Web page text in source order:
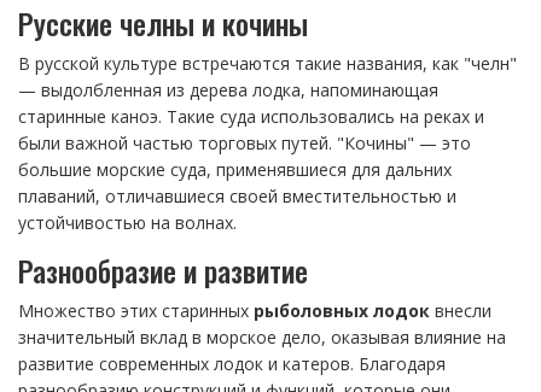
Русские челны и кочины
В русской культуре встречаются такие названия, как "челн"
— выдолбленная из дерева лодка, напоминающая
старинные каноэ. Такие суда использовались на реках и
были важной частью торговых путей. "Кочины" — это
большие морские суда, применявшиеся для дальних
плаваний, отличавшиеся своей вместительностью и
устойчивостью на волнах.
Разнообразие и развитие
Множество этих старинных рыболовных лодок внесли
значительный вклад в морское дело, оказывая влияние на
развитие современных лодок и катеров. Благодаря